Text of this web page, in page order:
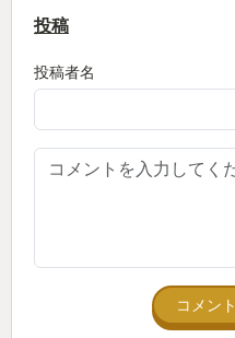
に弱そうな武器や素材
る面白さを生み出して
そんな感じで有益な道
でバランスを取るとい
ら1時間経っていたこと
らわれるような、コナ
当たり前のように再登
な雑さを楽しむのもま
に味わいのある行間とな
進撃の巨人やワンピー
投稿
投稿者名
コメン